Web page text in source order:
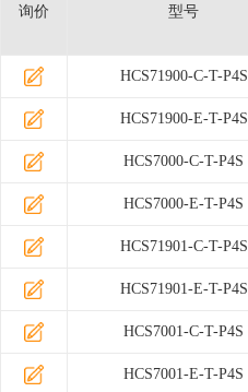
询价 型号
HCS71900-C-T-P4S
HCS71900-E-T-P4S
HCS7000-C-T-P4S
HCS7000-E-T-P4S
HCS71901-C-T-P4S
HCS71901-E-T-P4S
HCS7001-C-T-P4S
HCS7001-E-T-P4S